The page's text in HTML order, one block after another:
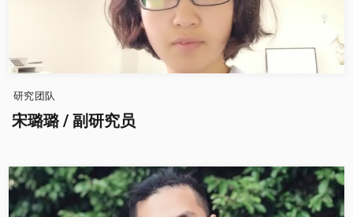
研究团队
宋璐璐 / 副研究员